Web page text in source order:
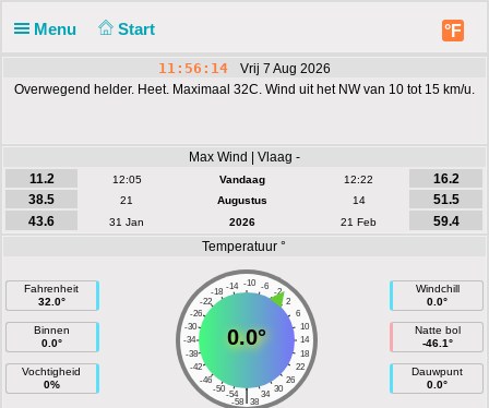
Menu Start °F
11:56:14
Vrij 7 Aug 2026
Overwegend helder. Heet. Maximaal 32C. Wind uit het NW van 10 tot 15 km/u.
Max Wind | Vlaag -
11.2
12:05 Vandaag 12:22
16.2
38.5
21 Augustus 14
51.5
43.6
31 Jan 2026 21 Feb
59.4
Temperatuur °
Fahrenheit
32.0°
Binnen
0.0°
Vochtigheid
0%
-10
-14 -6
-18
-2
-22
2
-26
6
-30
10
-34
14
-38
18
-42
22
-46
26
-50
30
-54 34
|
-58 38
0.0°
Windchill
0.0°
Natte bol
-46.1°
Dauwpunt
0.0°